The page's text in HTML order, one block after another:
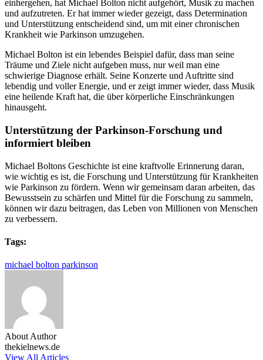
einhergehen, hat Michael Bolton nicht aufgehört, Musik zu machen
und aufzutreten. Er hat immer wieder gezeigt, dass Determination
und Unterstützung entscheidend sind, um mit einer chronischen
Krankheit wie Parkinson umzugehen.
Michael Bolton ist ein lebendes Beispiel dafür, dass man seine
Träume und Ziele nicht aufgeben muss, nur weil man eine
schwierige Diagnose erhält. Seine Konzerte und Auftritte sind
lebendig und voller Energie, und er zeigt immer wieder, dass Musik
eine heilende Kraft hat, die über körperliche Einschränkungen
hinausgeht.
Unterstützung der Parkinson-Forschung und
informiert bleiben
Michael Boltons Geschichte ist eine kraftvolle Erinnerung daran,
wie wichtig es ist, die Forschung und Unterstützung für Krankheiten
wie Parkinson zu fördern. Wenn wir gemeinsam daran arbeiten, das
Bewusstsein zu schärfen und Mittel für die Forschung zu sammeln,
können wir dazu beitragen, das Leben von Millionen von Menschen
zu verbessern.
Tags:
michael bolton parkinson
About Author
thekielnews.de
View All Articles